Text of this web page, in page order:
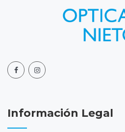
Información Legal